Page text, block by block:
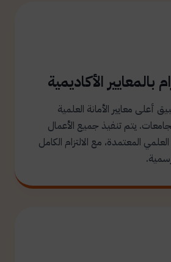
بالمعايير الأكاديمية
أعلى معايير الأمانة العلمية
يتم تنفيذ جميع الأعمال
المعتمدة، مع الالتزام الكامل